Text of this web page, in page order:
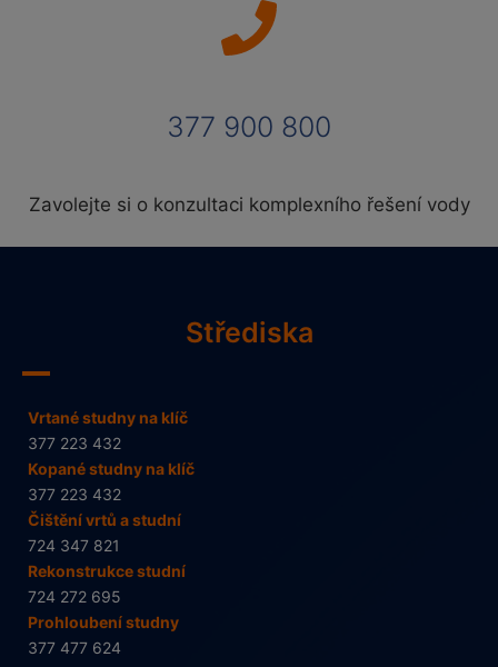
377 900 800
Zavolejte si o konzultaci komplexního řešení vody
Střediska
Vrtané studny na klíč
377 223 432
Kopané studny na klíč
377 223 432
Čištění vrtů a studní
724 347 821
Rekonstrukce studní
724 272 695
Prohloubení studny
377 477 624